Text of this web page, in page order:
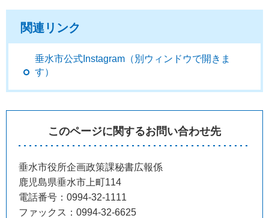
関連リンク
垂水市公式Instagram（別ウィンドウで開きま
す）
このページに関するお問い合わせ先
垂水市役所企画政策課秘書広報係
鹿児島県垂水市上町114
電話番号：0994-32-1111
ファックス：0994-32-6625